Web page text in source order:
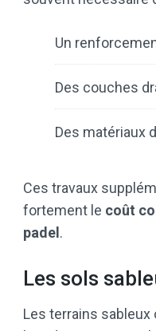
Un
Des couches
Des matériaux
Ces travaux
fortement le coût
padel.
Les sols
Les terrains